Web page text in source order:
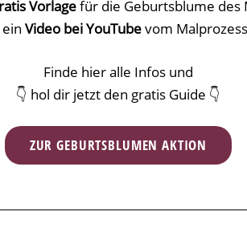
Vorlagefür die Geburtsblume des
Video bei YouTubevom Malprozess
Finde hier alle Infos und
👇 hol dir jetzt den gratis Guide 👇
ZUR GEBURTSBLUMEN AKTION